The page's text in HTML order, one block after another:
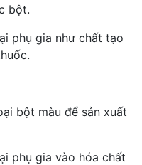
bột.
phụ gia như chất tạo
bột màu để sản xuất
phụ gia vào hóa chất